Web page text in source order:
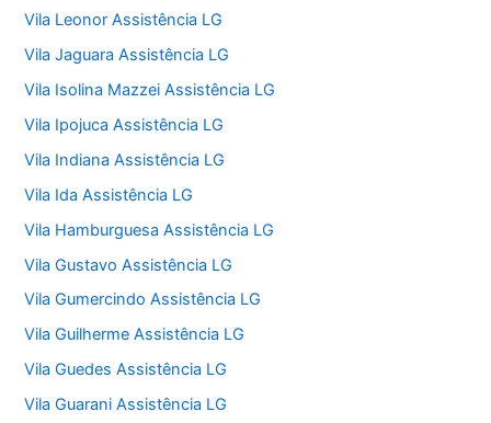
Vila Leonor Assistência LG
Vila Jaguara Assistência LG
Vila Isolina Mazzei Assistência LG
Vila Ipojuca Assistência LG
Vila Indiana Assistência LG
Vila Ida Assistência LG
Vila Hamburguesa Assistência LG
Vila Gustavo Assistência LG
Vila Gumercindo Assistência LG
Vila Guilherme Assistência LG
Vila Guedes Assistência LG
Vila Guarani Assistência LG